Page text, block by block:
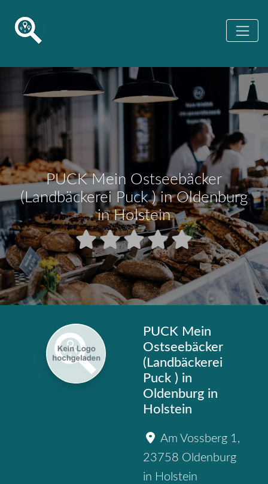
PUCK Mein Ostseebäcker
(Landbäckerei Puck ) in Oldenburg
in Holstein
PUCK Mein
Ostseebäcker
(Landbäckerei
Puck ) in
Oldenburg in
Holstein
Am Vossberg 1,
23758 Oldenburg
in Holstein